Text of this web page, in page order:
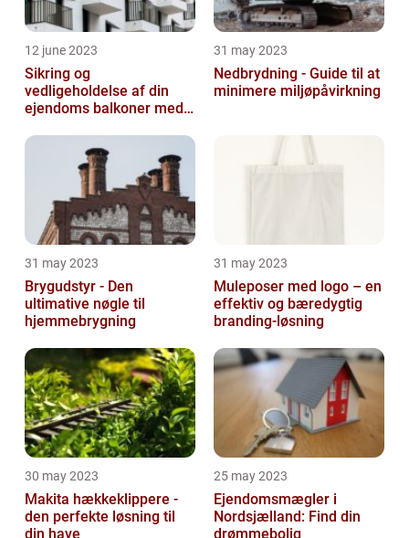
12 june 2023
Sikring og
vedligeholdelse af din
ejendoms balkoner med
31 may 2023
Nedbrydning - Guide til at
minimere miljøpåvirkning
31 may 2023
Brygudstyr - Den
ultimative nøgle til
hjemmebrygning
31 may 2023
Muleposer med logo – en
effektiv og bæredygtig
branding-løsning
30 may 2023
Makita hækkeklippere -
den perfekte løsning til
din have
25 may 2023
Ejendomsmægler i
Nordsjælland: Find din
drømmebolig